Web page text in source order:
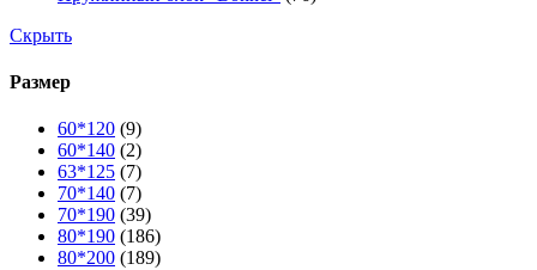
Скрыть
Размер
60*120 (9)
60*140 (2)
63*125 (7)
70*140 (7)
70*190 (39)
80*190 (186)
80*200 (189)